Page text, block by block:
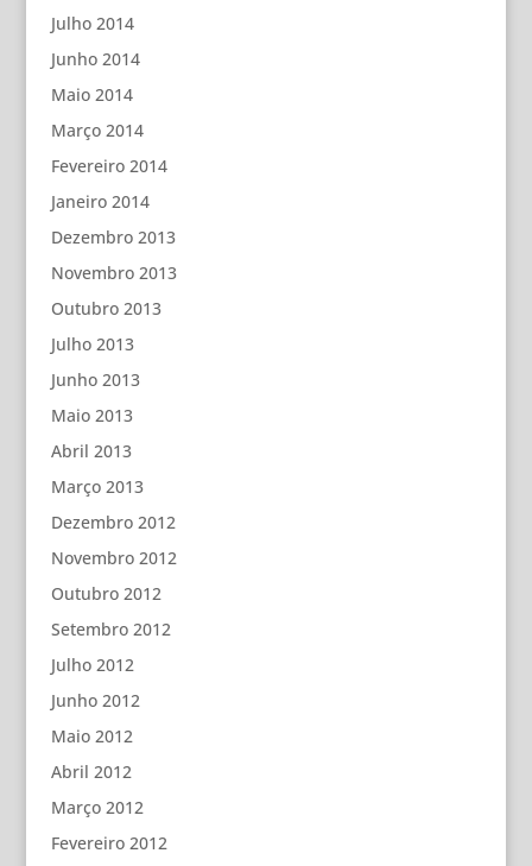
Julho 2014
Junho 2014
Maio 2014
Março 2014
Fevereiro 2014
Janeiro 2014
Dezembro 2013
Novembro 2013
Outubro 2013
Julho 2013
Junho 2013
Maio 2013
Abril 2013
Março 2013
Dezembro 2012
Novembro 2012
Outubro 2012
Setembro 2012
Julho 2012
Junho 2012
Maio 2012
Abril 2012
Março 2012
Fevereiro 2012